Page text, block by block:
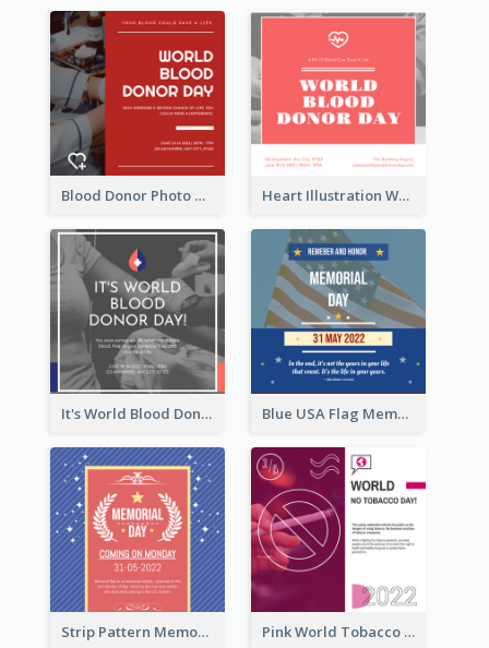
Blood Donor Photo World Blood Donor Day Instagram Post Heart Illustration World Blood Donor Day Instagram Post
It's World Blood Donor Day Photo Instagram Post Blue USA Flag Memorial Day Instagram Post Design
Strip Pattern Memorial Day Instagram Post Pink World Tobacco Day Instagram Post